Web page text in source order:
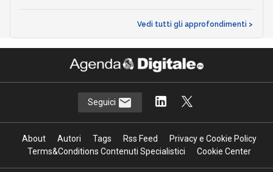
Vedi tutti gli approfondimenti >
Seguici
About Autori Tags Rss Feed
Privacy e Cookie Policy
Terms&Conditions Contenuti Specialistici
Cookie Center